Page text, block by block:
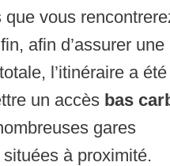
que vous
afin d’assurer une
l’itinéraire a
un accès bas
gares
à proximité.